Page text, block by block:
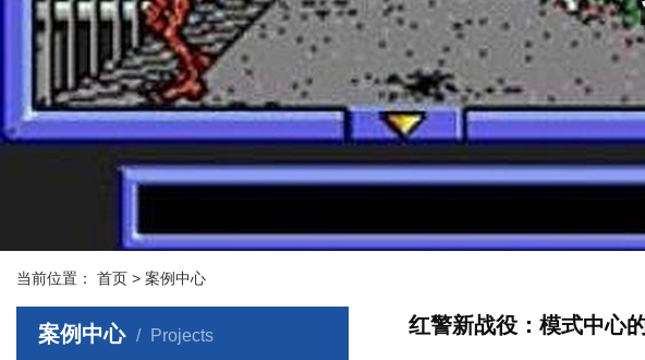
当前位置： 首页 > 案例中心
案例中心 Projects 红警新战役：模式中心